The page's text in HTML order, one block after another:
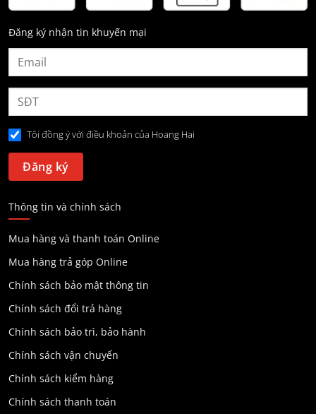
Đăng ký nhận tin khuyến mại
Tôi đồng ý với điều khoản của Hoang Hai
Thông tin và chính sách
Mua hàng và thanh toán Online
Mua hàng trả góp Online
Chính sách bảo mật thông tin
Chính sách đổi trả hàng
Chính sách bảo trì, bảo hành
Chính sách vận chuyển
Chính sách kiểm hàng
Chính sách thanh toán